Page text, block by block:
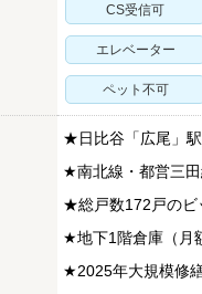
CS受信可
エレベーター
ペット不可
★日比谷「広尾」
★南北線・都営三
★総戸数172戸のビ
★地下1階倉庫（月
★2025年大規模修